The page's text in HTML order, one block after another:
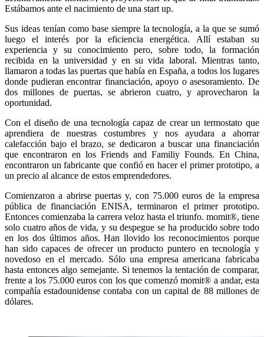
Estábamos ante el nacimiento de una start up.
Sus ideas tenían como base siempre la tecnología, a la que se sumó
luego el interés por la eficiencia energética. Allí estaban su
experiencia y su conocimiento pero, sobre todo, la formación
recibida en la universidad y en su vida laboral. Mientras tanto,
llamaron a todas las puertas que había en España, a todos los lugares
donde pudieran encontrar financiación, apoyo o asesoramiento. De
dos millones de puertas, se abrieron cuatro, y aprovecharon la
oportunidad.
Con el diseño de una tecnología capaz de crear un termostato que
aprendiera de nuestras costumbres y nos ayudara a ahorrar
calefacción bajo el brazo, se dedicaron a buscar una financiación
que encontraron en los Friends and Familiy Founds. En China,
encontraron un fabricante que confió en hacer el primer prototipo, a
un precio al alcance de estos emprendedores.
Comienzaron a abrirse puertas y, con 75.000 euros de la empresa
pública de financiación ENISA, terminaron el primer prototipo.
Entonces comienzaba la carrera veloz hasta el triunfo. momit®, tiene
solo cuatro años de vida, y su despegue se ha producido sobre todo
en los dos últimos años. Han llovido los reconocimientos porque
han sido capaces de ofrecer un producto puntero en tecnología y
novedoso en el mercado. Sólo una empresa americana fabricaba
hasta entonces algo semejante. Si tenemos la tentación de comparar,
frente a los 75.000 euros con los que comenzó momit® a andar, esta
compañía estadounidense contaba con un capital de 88 millones de
dólares.